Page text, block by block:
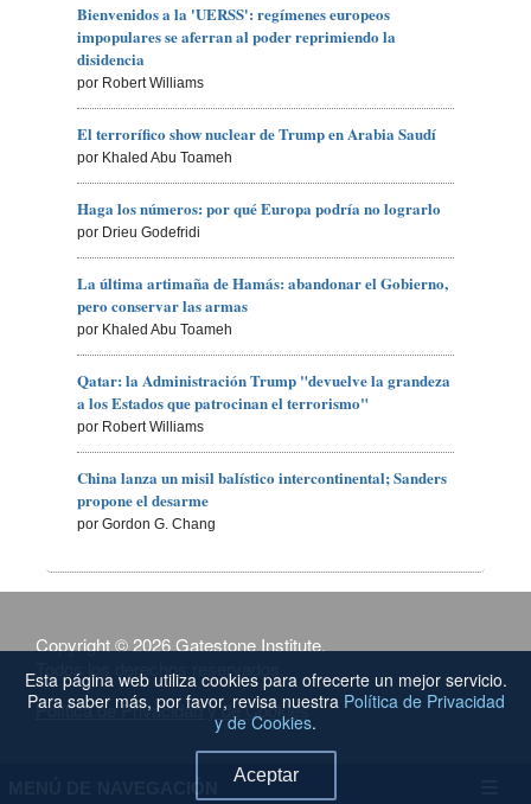
Bienvenidos a la 'UERSS': regímenes europeos
impopulares se aferran al poder reprimiendo la
disidencia
por Robert Williams
El terrorífico show nuclear de Trump en Arabia Saudí
por Khaled Abu Toameh
Haga los números: por qué Europa podría no lograrlo
por Drieu Godefridi
La última artimaña de Hamás: abandonar el Gobierno,
pero conservar las armas
por Khaled Abu Toameh
Qatar: la Administración Trump "devuelve la grandeza
a los Estados que patrocinan el terrorismo"
por Robert Williams
China lanza un misil balístico intercontinental; Sanders
propone el desarme
por Gordon G. Chang
Copyright © 2026 Gatestone Institute.
Todos los derechos reservados.
Política de Privacidad y de Cookies
Esta página web utiliza cookies para ofrecerte un mejor servicio.
Para saber más, por favor, revisa nuestra Política de Privacidad
y de Cookies.
Aceptar